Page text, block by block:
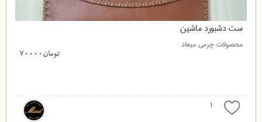
ست دشبورد ماشین
محصولات چرمی میعاد
تومان70000
1